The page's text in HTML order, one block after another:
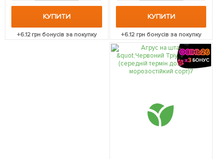
КУПИТИ
+6.12грн бонусів за покупку
КУПИТИ
+6.12 грн бонусів за покупку